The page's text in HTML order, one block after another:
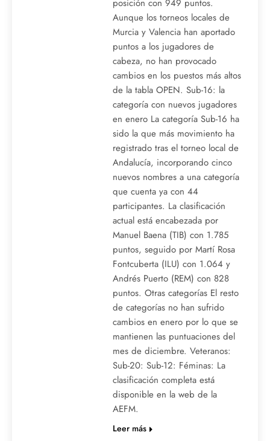
posición con 949 puntos.
Aunque los torneos locales de
Murcia y Valencia han aportado
puntos a los jugadores de
cabeza, no han provocado
cambios en los puestos más altos
de la tabla OPEN. Sub-16: la
categoría con nuevos jugadores
en enero La categoría Sub-16 ha
sido la que más movimiento ha
registrado tras el torneo local de
Andalucía, incorporando cinco
nuevos nombres a una categoría
que cuenta ya con 44
participantes. La clasificación
actual está encabezada por
Manuel Baena (TIB) con 1.785
puntos, seguido por Martí Rosa
Fontcuberta (ILU) con 1.064 y
Andrés Puerto (REM) con 828
puntos. Otras categorías El resto
de categorías no han sufrido
cambios en enero por lo que se
mantienen las puntuaciones del
mes de diciembre. Veteranos:
Sub-20: Sub-12: Féminas: La
clasificación completa está
disponible en la web de la
AEFM.
Leer más